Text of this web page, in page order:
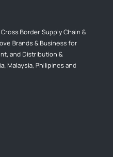
Border Supply Chain &
Brands & Business for
and Distribution &
Malaysia, Philipines and